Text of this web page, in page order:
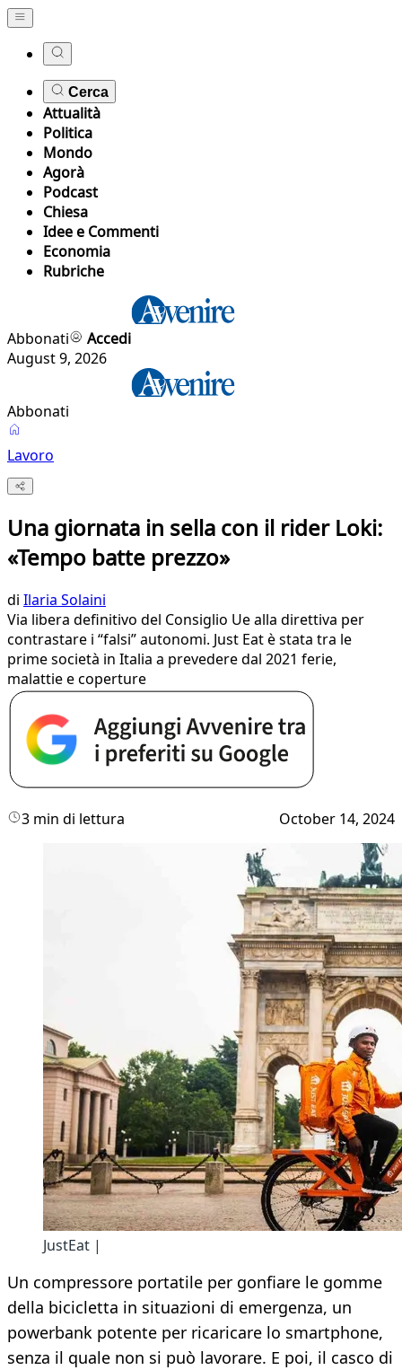
Cerca
Attualità
Politica
Mondo
Agorà
Podcast
Chiesa
Idee e Commenti
Economia
Rubriche
Abbonati
Accedi
August 9, 2026
Abbonati
Lavoro
Una giornata in sella con il rider Loki:
«Tempo batte prezzo»
di Ilaria Solaini
Via libera definitivo del Consiglio Ue alla direttiva per
contrastare i “falsi” autonomi. Just Eat è stata tra le
prime società in Italia a prevedere dal 2021 ferie,
malattie e coperture
3 min di lettura October 14, 2024
JustEat |
Un compressore portatile per gonfiare le gomme
della bicicletta in situazioni di emergenza, un
powerbank potente per ricaricare lo smartphone,
senza il quale non si può lavorare. E poi, il casco di